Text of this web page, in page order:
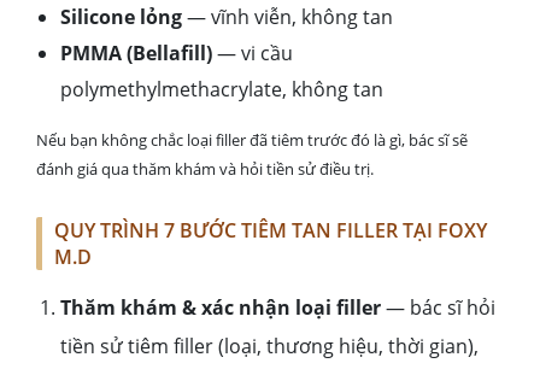
Silicone lỏng— vĩnh viễn, không tan
PMMA (Bellafill)— vi cầu
polymethylmethacrylate, không tan
Nếu bạn không chắc loại filler đã tiêm trước đó là gì, bác sĩ sẽ
đánh giá qua thăm khám và hỏi tiền sử điều trị.
QUY TRÌNH 7 BƯỚC TIÊM TAN FILLER TẠI FOXY
M.D
Thăm khám & xác nhận loại filler— bác sĩ hỏi
tiền sử tiêm filler (loại, thương hiệu, thời gian),